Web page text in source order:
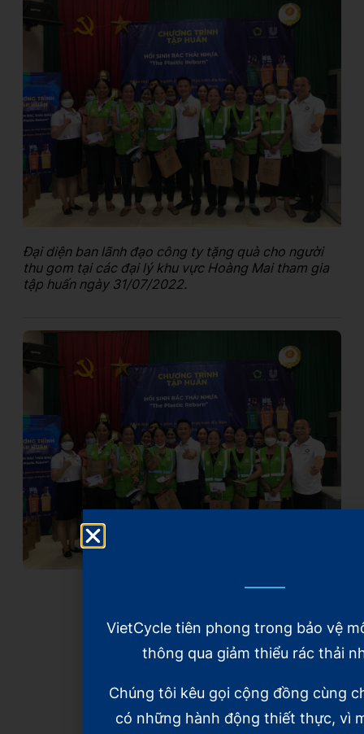
Đại diện ban lãnh đạo công ty tặng quà cho người
thu gom tại các đại lý khu vực Hoàng Mai tham gia
tập huấn ngày 31/07/2022.
Xem thêm
VietCycle tiên phong trong bảo vệ
thông qua giảm thiểu rác thải
Chúng tôi kêu gọi cộng đồng cùng
có những hành động thiết thực, vì